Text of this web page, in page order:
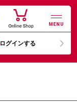
MENU
ログインする